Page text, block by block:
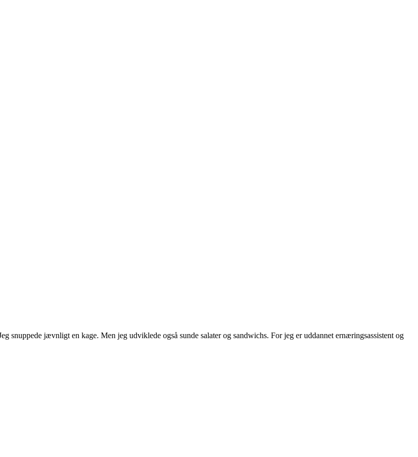
snuppede jævnligt en kage. Men jeg udviklede også sunde salater og sandwichs. For jeg er uddannet ernæringsassistent og